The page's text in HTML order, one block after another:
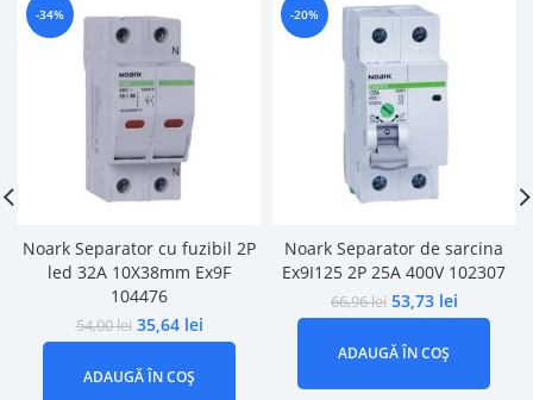
-34%
Noark Separator cu fuzibil 2P
led 32A 10X38mm Ex9F
104476
54,00lei 35,64 lei
ADAUGĂ ÎN COȘ
-20%
Noark Separator de sarcina
Ex9I125 2P 25A 400V 102307
66,96lei 53,73 lei
ADAUGĂ ÎN COȘ